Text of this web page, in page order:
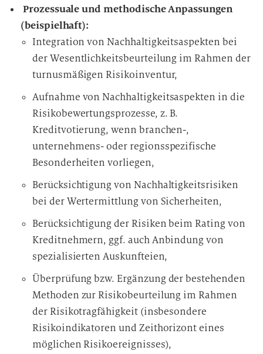
Prozessuale und methodische Anpassungen
(beispielhaft):
Integration von Nachhaltigkeitsaspekten bei
der Wesentlichkeitsbeurteilung im Rahmen der
turnusmäßigen Risikoinventur,
Aufnahme von Nachhaltigkeitsaspekten in die
Risikobewertungsprozesse, z. B.
Kreditvotierung, wenn branchen-,
unternehmens- oder regionsspezifische
Besonderheiten vorliegen,
Berücksichtigung von Nachhaltigkeitsrisiken
bei der Wertermittlung von Sicherheiten,
Berücksichtigung der Risiken beim Rating von
Kreditnehmern, ggf. auch Anbindung von
spezialisierten Auskunfteien,
Überprüfung bzw. Ergänzung der bestehenden
Methoden zur Risikobeurteilung im Rahmen
der Risikotragfähigkeit (insbesondere
Risikoindikatoren und Zeithorizont eines
möglichen Risikoereignisses),